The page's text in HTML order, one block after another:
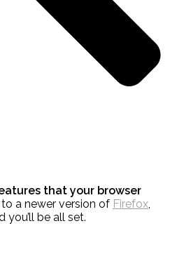
that your browser
a newer version of Firefox,
you’ll be all set.